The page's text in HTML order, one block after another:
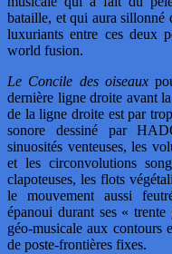
bataille, et qui aura sillonné
luxuriants entre ces deux
world fusion.
Le Concile des oiseaux
dernière ligne droite avant
de la ligne droite est par
sonore dessiné par
sinuosités venteuses, les
et les circonvolutions
clapoteuses, les flots
le mouvement aussi
épanoui durant ses « trente
géo-musicale aux
de poste-frontières fixes.